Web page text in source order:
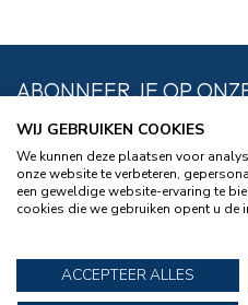
MEER INFORMATIE
Bent u van plan een rubberboot
ABONNEER JE OP
WIJ GEBRUIKEN COOKIES
We kunnen deze plaatsen voor
onze website te verbeteren,
een geweldige website-ervaring te
cookies die we gebruiken opent u de
ACCEPTEER ALLES